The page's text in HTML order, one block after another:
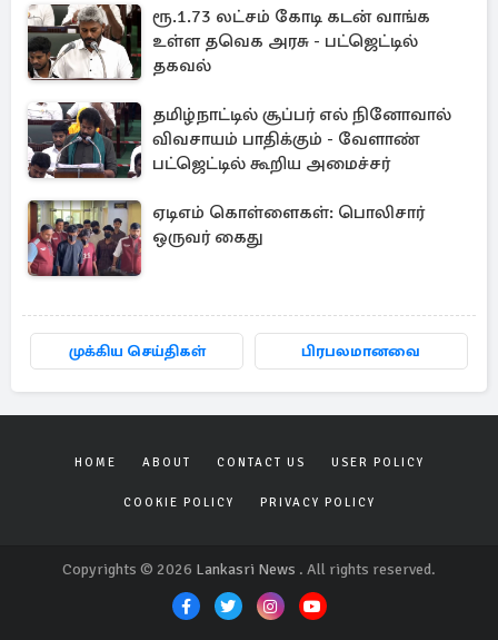
ரூ.1.73 லட்சம் கோடி கடன் வாங்க
உள்ள தவெக அரசு - பட்ஜெட்டில்
தகவல்
தமிழ்நாட்டில் சூப்பர் எல் நினோவால்
விவசாயம் பாதிக்கும் - வேளாண்
பட்ஜெட்டில் கூறிய அமைச்சர்
ஏடிஎம் கொள்ளைகள்: பொலிசார்
ஒருவர் கைது
முக்கிய செய்திகள் பிரபலமானவை
HOME ABOUT CONTACT US USER POLICY
COOKIE POLICY PRIVACY POLICY
Copyrights © 2026 Lankasri News . All rights reserved.